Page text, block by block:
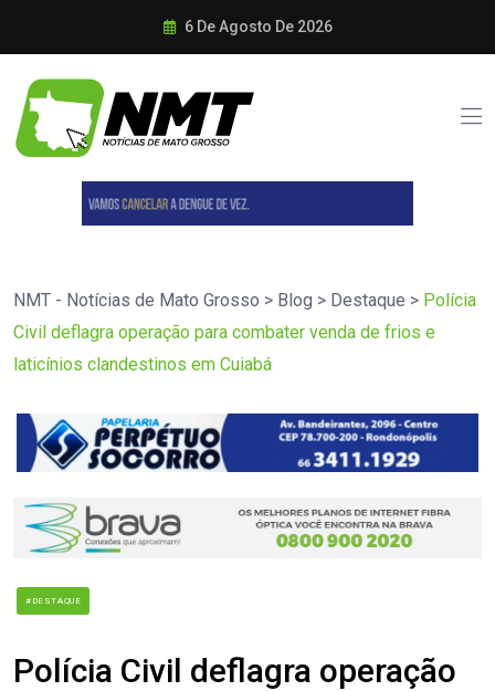
6 De Agosto De 2026
NMT - Notícias de Mato Grosso > Blog > Destaque > Polícia
Civil deflagra operação para combater venda de frios e
laticínios clandestinos em Cuiabá
#DESTAQUE
Polícia Civil deflagra operação